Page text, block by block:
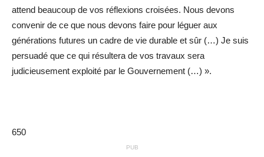
attend beaucoup de vos réflexions croisées. Nous devons
convenir de ce que nous devons faire pour léguer aux
générations futures un cadre de vie durable et sûr (…) Je suis
persuadé que ce qui résultera de vos travaux sera
judicieusement exploité par le Gouvernement (…) ».
650
PUB